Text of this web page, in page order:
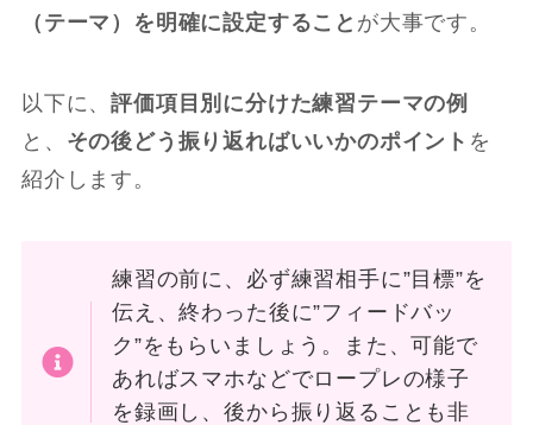
（テーマ）を明確に設定すること が大事です。
以下に、評価項目別に分けた練習テーマの例
と、 その後どう振り返ればいいかのポイント を
紹介します。
練習の前に、必ず練習相手に”目標”を
伝え、終わった後に”フィードバッ
ク”をもらいましょう。また、可能で
あればスマホなどでロープレの様子
を録画し、後から振り返ることも非